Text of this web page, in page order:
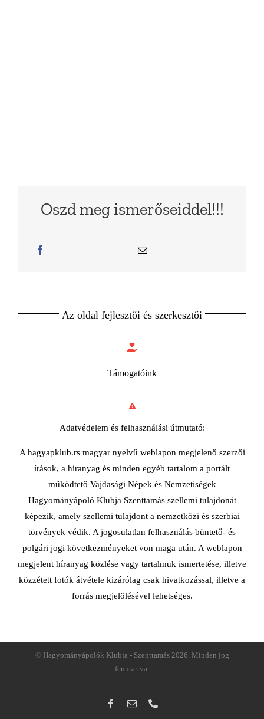
Oszd meg ismerőseiddel!!!
Az oldal fejlesztői és szerkesztői
Támogatóink
Adatvédelem és felhasználási útmutató:
A hagyapklub.rs magyar nyelvű weblapon megjelenő szerzői
írások, a híranyag és minden egyéb tartalom a portált
működtető Vajdasági Népek és Nemzetiségek
Hagyományápoló Klubja Szenttamás szellemi tulajdonát
képezik, amely szellemi tulajdont a nemzetközi és szerbiai
törvények védik. A jogosulatlan felhasználás büntető- és
polgári jogi következményeket von maga után. A weblapon
megjelent híranyag közlése vagy tartalmuk ismertetése, illetve
közzétett fotók átvétele kizárólag csak hivatkozással, illetve a
forrás megjelölésével lehetséges.
© Hagyományápolók Klubja - Szenttamás 2026. Minden jog
fenntartva.
Facebook
Email: